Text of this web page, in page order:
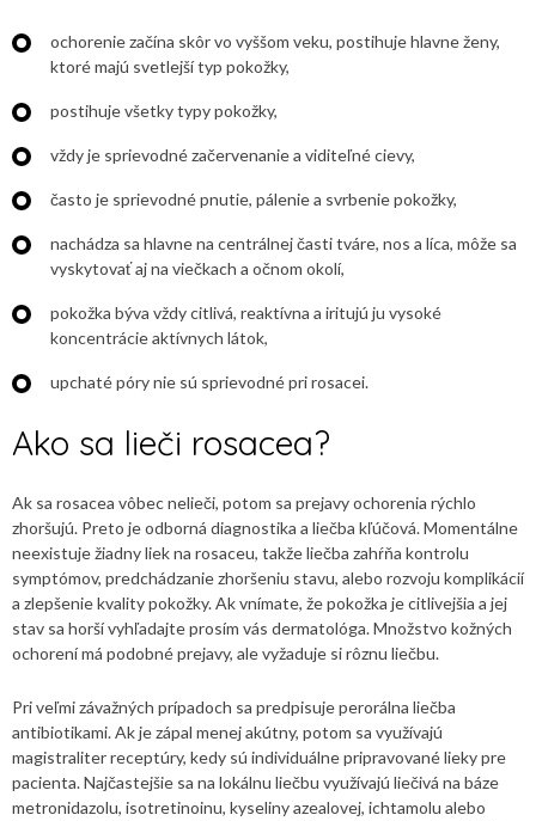
ochorenie začína skôr vo vyššom veku, postihuje hlavne ženy,
ktoré majú svetlejší typ pokožky,
postihuje všetky typy pokožky,
vždy je sprievodné začervenanie a viditeľné cievy,
často je sprievodné pnutie, pálenie a svrbenie pokožky,
nachádza sa hlavne na centrálnej časti tváre, nos a líca, môže sa
vyskytovať aj na viečkach a očnom okolí,
pokožka býva vždy citlivá, reaktívna a iritujú ju vysoké
koncentrácie aktívnych látok,
upchaté póry nie sú sprievodné pri rosacei.
Ako sa lieči rosacea?
Ak sa rosacea vôbec nelieči, potom sa prejavy ochorenia rýchlo
zhoršujú. Preto je odborná diagnostika a liečba kľúčová. Momentálne
neexistuje žiadny liek na rosaceu, takže liečba zahŕňa kontrolu
symptómov, predchádzanie zhoršeniu stavu, alebo rozvoju komplikácií
a zlepšenie kvality pokožky. Ak vnímate, že pokožka je citlivejšia a jej
stav sa horší vyhľadajte prosím vás dermatológa. Množstvo kožných
ochorení má podobné prejavy, ale vyžaduje si rôznu liečbu.
Pri veľmi závažných prípadoch sa predpisuje perorálna liečba
antibiotikami. Ak je zápal menej akútny, potom sa využívajú
magistraliter receptúry, kedy sú individuálne pripravované lieky pre
pacienta. Najčastejšie sa na lokálnu liečbu využívajú liečivá na báze
metronidazolu, isotretinoinu, kyseliny azealovej, ichtamolu alebo